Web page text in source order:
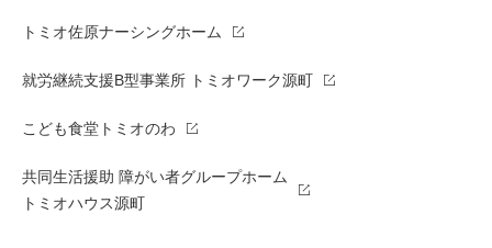
トミオ佐原ナーシングホーム
就労継続支援B型事業所 トミオワーク源町
こども食堂トミオのわ
共同生活援助 障がい者グループホーム
トミオハウス源町